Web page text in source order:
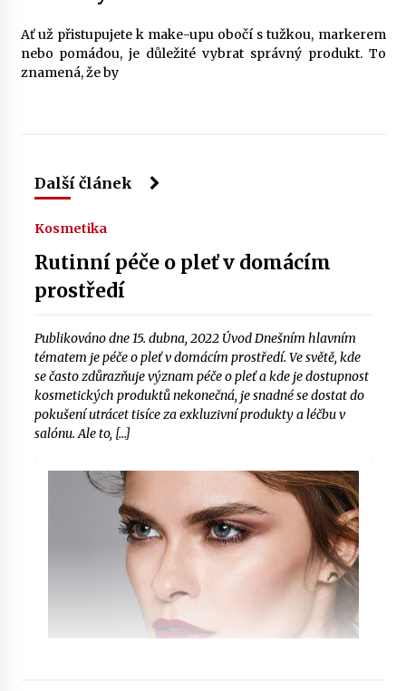
Ať už přistupujete k make-upu obočí s tužkou, markerem
nebo pomádou, je důležité vybrat správný produkt. To
znamená, že by
Další článek
Kosmetika
Rutinní péče o pleť v domácím
prostředí
Publikováno dne 15. dubna, 2022 Úvod Dnešním hlavním
tématem je péče o pleť v domácím prostředí. Ve světě, kde
se často zdůrazňuje význam péče o pleť a kde je dostupnost
kosmetických produktů nekonečná, je snadné se dostat do
pokušení utrácet tisíce za exkluzivní produkty a léčbu v
salónu. Ale to, […]